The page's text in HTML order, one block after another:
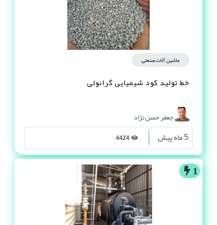
ماشین آلات صنعتی
خط تولید کود شیمیایی گرانولی
جعفر حسن نژاد
5 ماه پیش
1